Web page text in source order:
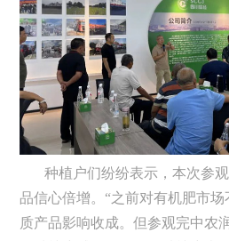
种植户们纷纷表示，本次参
品信心倍增。“之前对有机肥市
质产品影响收成。但参观完中农